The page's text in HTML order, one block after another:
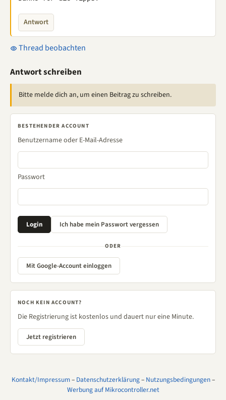
Antwort
Thread beobachten
Antwort schreiben
Bitte melde dich an, um einen Beitrag zu schreiben.
BESTEHENDER ACCOUNT
Benutzername oder E-Mail-Adresse
Passwort
ODER
Mit Google-Account einloggen
NOCH KEIN ACCOUNT?
Die Registrierung ist kostenlos und dauert nur eine Minute.
Jetzt registrieren
Kontakt/Impressum– Datenschutzerklärung– Nutzungsbedingungen–
Werbung auf Mikrocontroller.net